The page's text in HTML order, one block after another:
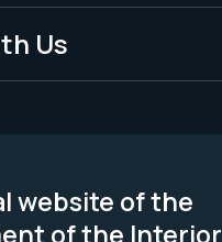
Us
website of the
of the Interior